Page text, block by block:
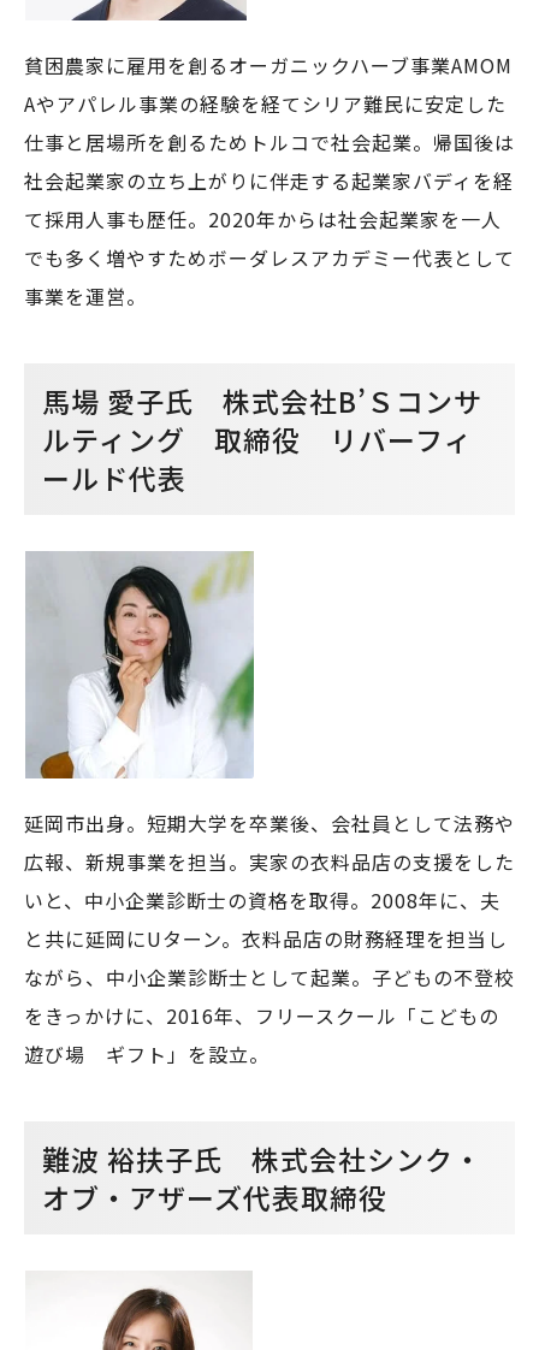
貧困農家に雇用を創るオーガニックハーブ事業AMOM
Aやアパレル事業の経験を経てシリア難民に安定した
仕事と居場所を創るためトルコで社会起業。帰国後は
社会起業家の立ち上がりに伴走する起業家バディを経
て採用人事も歴任。2020年からは社会起業家を一人
でも多く増やすためボーダレスアカデミー代表として
事業を運営。
馬場 愛子氏 株式会社B’Ｓコンサ
ルティング 取締役 リバーフィ
ールド代表
延岡市出身。短期大学を卒業後、会社員として法務や
広報、新規事業を担当。実家の衣料品店の支援をした
いと、中小企業診断士の資格を取得。2008年に、夫
と共に延岡にUターン。衣料品店の財務経理を担当し
ながら、中小企業診断士として起業。子どもの不登校
をきっかけに、2016年、フリースクール「こどもの
遊び場 ギフト」を設立。
難波 裕扶子氏 株式会社シンク・
オブ・アザーズ代表取締役